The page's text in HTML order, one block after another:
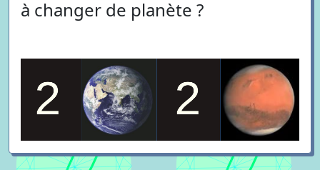
à changer de planète ?